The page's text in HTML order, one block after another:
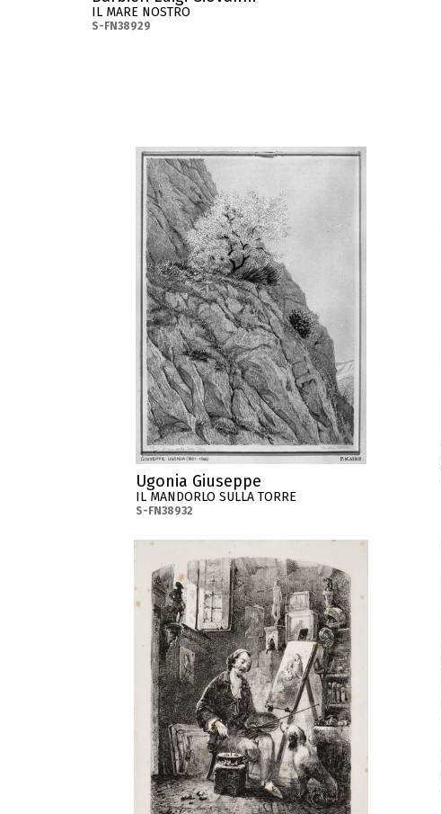
IL MARE NOSTRO
S-FN38929
Ugonia Giuseppe
IL MANDORLO SULLA TORRE
S-FN38932